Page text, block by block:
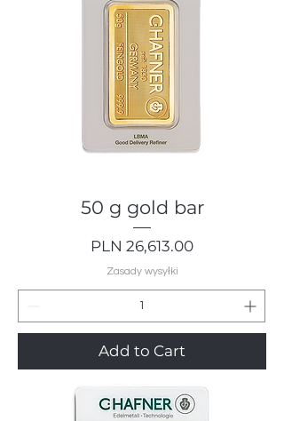
50 g gold bar
Price
PLN 26,613.00
Zasady wysyłki
Add to Cart